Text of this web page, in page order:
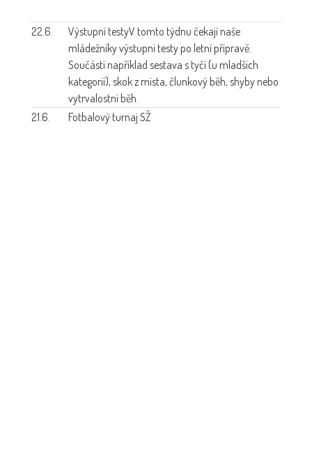
22.6. Výstupní testyV tomto týdnu čekají naše
mládežníky výstupní testy po letní přípravě.
Součástí například sestava s tyčí (u mladších
kategorií), skok z místa, člunkový běh, shyby nebo
vytrvalostní běh.
21.6.
Fotbalový turnaj SŽ